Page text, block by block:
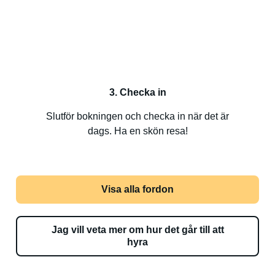
3. Checka in
Slutför bokningen och checka in när det är
dags. Ha en skön resa!
Visa alla fordon
Jag vill veta mer om hur det går till att
hyra